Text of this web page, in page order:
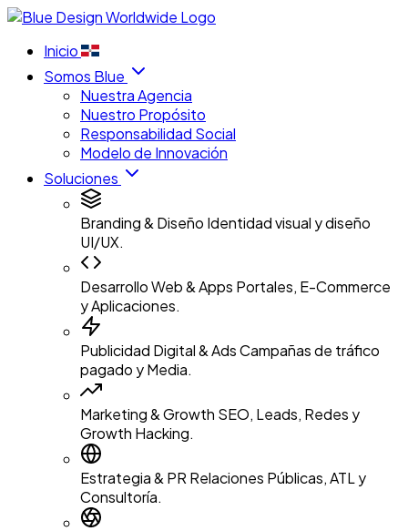
Inicio
Somos Blue
Nuestra Agencia
Nuestro Propósito
Responsabilidad Social
Modelo de Innovación
Soluciones
Branding & Diseño Identidad visual y diseño
UI/UX.
Desarrollo Web & Apps Portales, E-Commerce
y Aplicaciones.
Publicidad Digital & AdsCampañas de tráfico
pagado y Media.
Marketing & Growth SEO, Leads, Redes y
Growth Hacking.
Estrategia & PR Relaciones Públicas, ATL y
Consultoría.